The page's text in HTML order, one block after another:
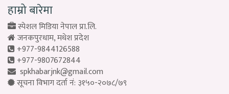
हाम्रो बारेमा
स्पेशल मिडिया नेपाल प्रा.लि.
जनकपुरधाम, मधेश प्रदेश
+977-9844126588
+977-9807672844
spkhabarjnk@gmail.com
सूचना विभाग दर्ता नं: ३१५०-२०७८/७९